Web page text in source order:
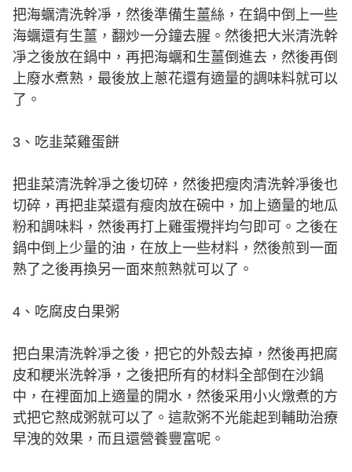
把海蠣清洗幹凈，然後準備生薑絲，在鍋中倒上一些
海蠣還有生薑，翻炒一分鐘去腥。然後把大米清洗幹
凈之後放在鍋中，再把海蠣和生薑倒進去，然後再倒
上廢水煮熟，最後放上蔥花還有適量的調味料就可以
了。
3、吃韭菜雞蛋餅
把韭菜清洗幹凈之後切碎，然後把瘦肉清洗幹凈後也
切碎，再把韭菜還有瘦肉放在碗中，加上適量的地瓜
粉和調味料，然後再打上雞蛋攪拌均勻即可。之後在
鍋中倒上少量的油，在放上一些材料，然後煎到一面
熟了之後再換另一面來煎熟就可以了。
4、吃腐皮白果粥
把白果清洗幹凈之後，把它的外殼去掉，然後再把腐
皮和粳米洗幹凈，之後把所有的材料全部倒在沙鍋
中，在裡面加上適量的開水，然後采用小火燉煮的方
式把它熬成粥就可以了。這款粥不光能起到輔助治療
早洩的效果，而且還營養豐富呢。